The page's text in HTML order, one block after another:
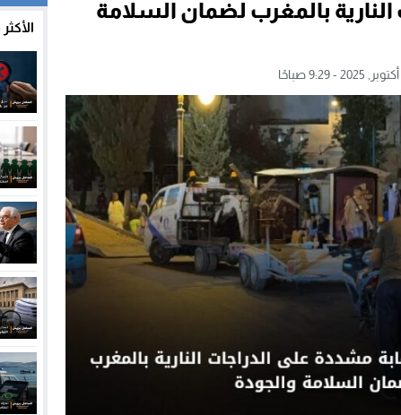
بالمغرب لضمان السلامة